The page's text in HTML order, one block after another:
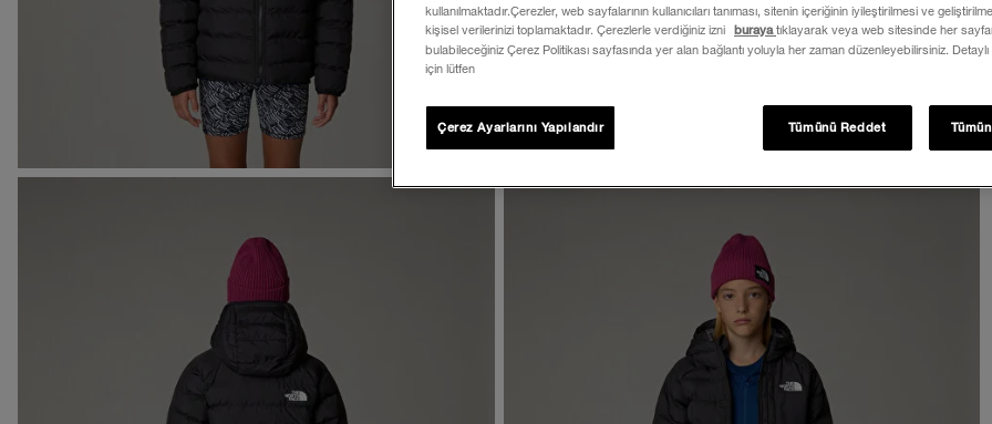
kullanılmaktadır.Çerezler, web sayfalarının kullanıcıları tanıması, sitenin içeriğinin iyileştirilmesi ve
kişisel verilerinizi toplamaktadır. Çerezlerle verdiğiniz izni
burayatıklayarak veya web sitesinde her
bulabileceğiniz Çerez Politikası sayfasında yer alan bağlantı yoluyla her zaman düzenleyebilirsiniz.
için lütfen
Tümünü Reddet
Çerez Ayarlarını Yapılandır